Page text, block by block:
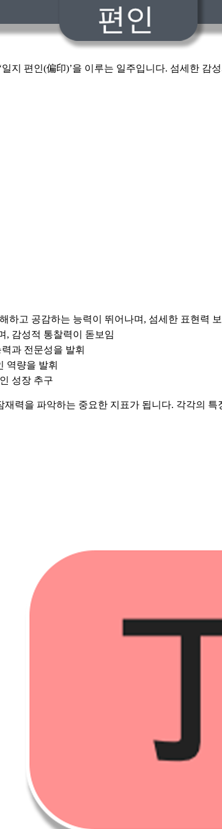
지 편인(偏印)’을 이루는 일주입니다. 섬세한
하고 공감하는 능력이 뛰어나며, 섬세한 표현력
, 감성적 통찰력이 돋보임
과 전문성을 발휘
역량을 발휘
성장 추구
력을 파악하는 중요한 지표가 됩니다. 각각의